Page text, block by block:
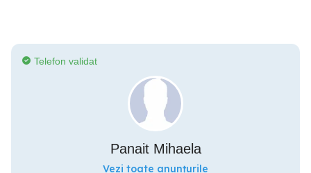
Telefon validat
Panait Mihaela
Vezi toate anunțurile